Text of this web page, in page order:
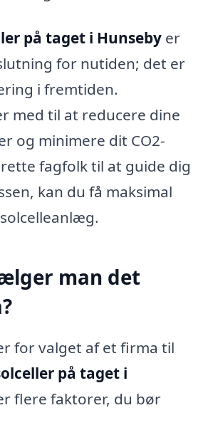
på taget i Hunseby er
for nutiden; det er
i fremtiden.
med til at reducere dine
og minimere dit CO2-
fagfolk til at guide dig
kan du få maksimal
man det
for valget af et firma til
på taget i
flere faktorer, du bør